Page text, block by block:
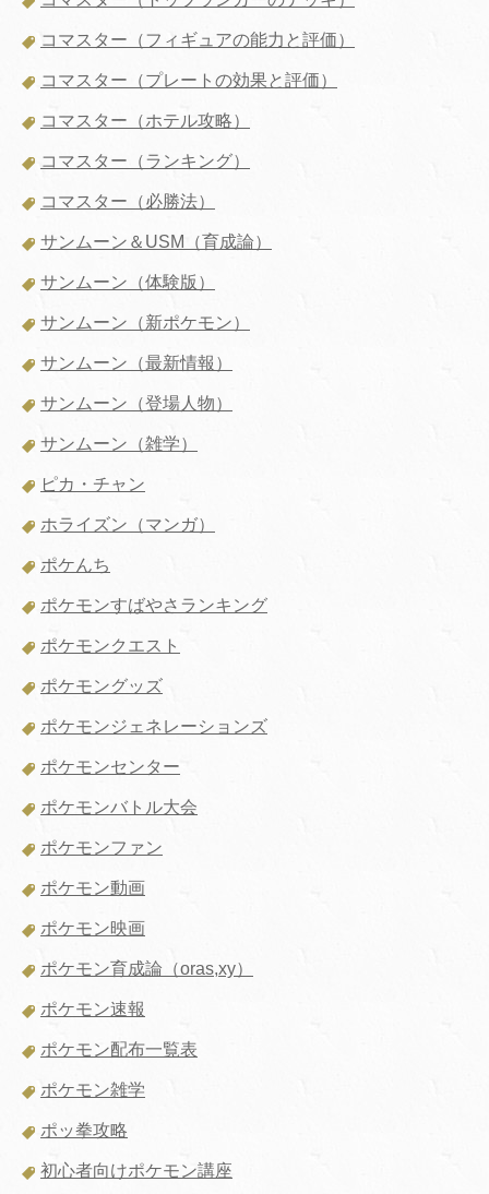
コマスター（フィギュアの能力と評価）
コマスター（プレートの効果と評価）
コマスター（ホテル攻略）
コマスター（ランキング）
コマスター（必勝法）
サンムーン＆USM（育成論）
サンムーン（体験版）
サンムーン（新ポケモン）
サンムーン（最新情報）
サンムーン（登場人物）
サンムーン（雑学）
ピカ・チャン
ホライズン（マンガ）
ポケんち
ポケモンすばやさランキング
ポケモンクエスト
ポケモングッズ
ポケモンジェネレーションズ
ポケモンセンター
ポケモンバトル大会
ポケモンファン
ポケモン動画
ポケモン映画
ポケモン育成論（oras,xy）
ポケモン速報
ポケモン配布一覧表
ポケモン雑学
ポッ拳攻略
初心者向けポケモン講座